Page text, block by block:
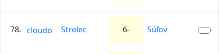
78. cloudo Strelec 6- Súľov